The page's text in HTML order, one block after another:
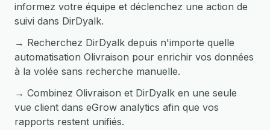
informez votre équipe et déclenchez une action de
suivi dans DirDyalk.
→ Recherchez DirDyalk depuis n'importe quelle
automatisation Olivraison pour enrichir vos données
à la volée sans recherche manuelle.
→ Combinez Olivraison et DirDyalk en une seule
vue client dans eGrow analytics afin que vos
rapports restent unifiés.